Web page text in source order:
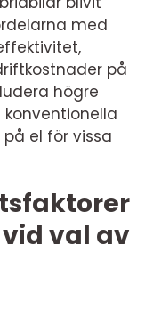
med
på
högre
el för vissa
val av